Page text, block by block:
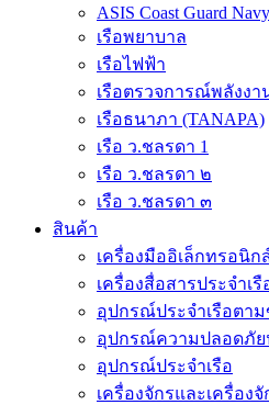
ASIS Coast Guard
เรือพยาบาล
เรือไฟฟ้า
เรือตรวจการณ์พลังงา
เรือธนาภา (TANAPA)
เรือ ว.ชลรดา 1
เรือ ว.ชลรดา ๒
เรือ ว.ชลรดา ๓
สินค้า
เครื่องมืออิเล็กทรอนิก
เครื่องสื่อสารประจำเรื
อุปกรณ์ประจำเรือตาม
อุปกรณ์ความปลอดภัย
อุปกรณ์ประจำเรือ
เครื่องจักรและเครื่อง